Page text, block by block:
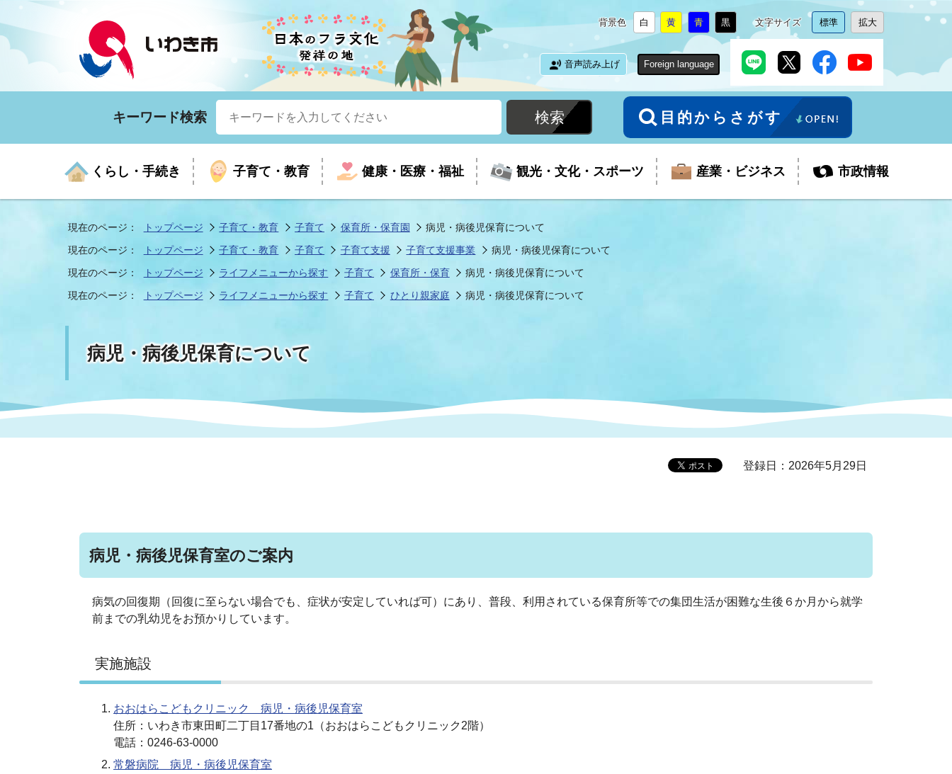
背景色
背
景
色
を
白
に
更
背
色
を
黄
に
更
背
色
を
青
に
更
背
景
黒
に
変
文字サイズ
文
字
サ
イ
を
標準
に
変
文
字
サ
イ
拡大
に
変
音声読み上げ
Foreign language
キーワード検索 目的からさがす
くらし・手続き
くらしの手続きガイド いざという時に 届出・証明
まちづくり 地域情報
いわき市女性活躍推進ポータ
ルサイト
子育て・教育
生涯学習 子育て 教育
健康・医療・福祉
医療 健康 児童福祉
観光・文化・スポーツ
お知らせ 年間イベントの案内 外国人観光客向けページ
スポーツ 施設関連情報
いわき市へのアクセス いわき市立美術館
産業・ビジネス
入札・契約 産業振興 廃棄物
保健・衛生 指定管理者
市政情報
市の紹介 市長室 フラシティいわき
職員 行政計画
市の制度 情報公開・個人情報保護
監査委員
ご意見・ご質問
現在のページ： トップページ 子育て・教育 子育て 保育所・保育園
病児・病後児保育について
現在のページ：
トップページ 子育て・教育 子育て 子育て支援 子育て支援事業
病児・病後児保育について
現在のページ：
トップページ ライフメニューから探す 子育て 保育所・保育
病児・病後児保育について
現在のページ：
トップページ ライフメニューから探す 子育て ひとり親家庭 病児・病後児保育について
病児・病後児保育について
登録日：2026年5月29日
病児・病後児保育室のご案内
病気の回復期（回復に至らない場合でも、症状が安定していれば可）にあり、普段、利用されている保育所等での集団生活が困難な生後６か月から就学
前までの乳幼児をお預かりしています。
実施施設
おおはらこどもクリニック 病児・病後児保育室
住所：いわき市東田町二丁目17番地の1（おおはらこどもクリニック2階）
電話：0246-63-0000
常磐病院 病児・病後児保育室